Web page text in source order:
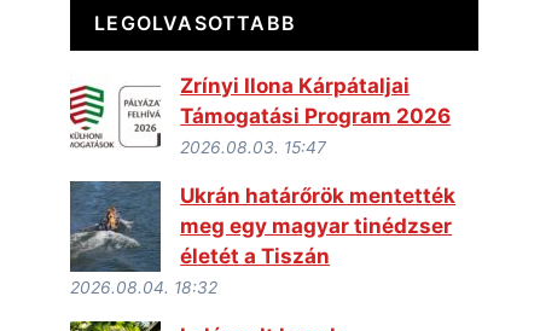
LEGOLVASOTTABB
Zrínyi Ilona Kárpátaljai
Támogatási Program 2026
2026.08.03. 15:47
Ukrán határőrök mentették
meg egy magyar tinédzser
életét a Tiszán
2026.08.04. 18:32